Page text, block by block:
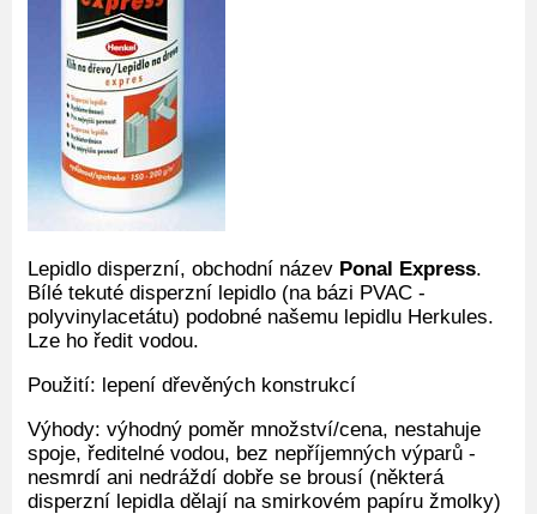
Lepidlo disperzní, obchodní název Ponal Express.
Bílé tekuté disperzní lepidlo (na bázi PVAC -
polyvinylacetátu) podobné našemu lepidlu Herkules.
Lze ho ředit vodou.
Použití: lepení dřevěných konstrukcí
Výhody: výhodný poměr množství/cena, nestahuje
spoje, ředitelné vodou, bez nepříjemných výparů -
nesmrdí ani nedráždí dobře se brousí (některá
disperzní lepidla dělají na smirkovém papíru žmolky)